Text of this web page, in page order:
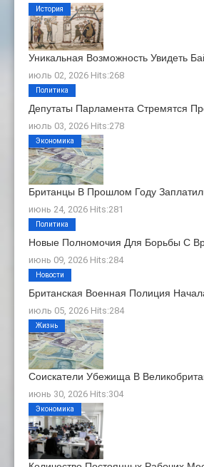
Уникальная Возможность Увидеть
июль 02, 2026 Hits:268
История
Депутаты Парламента Стремятся
июль 03, 2026 Hits:278
Политика
Британцы В Прошлом Году
июнь 24, 2026 Hits:281
Экономика
Новые Полномочия Для Борьбы С
июнь 09, 2026 Hits:284
Политика
Британская Военная Полиция
июль 05, 2026 Hits:284
Новости
Соискатели Убежища В
июнь 30, 2026 Hits:304
Жизнь
Экономика